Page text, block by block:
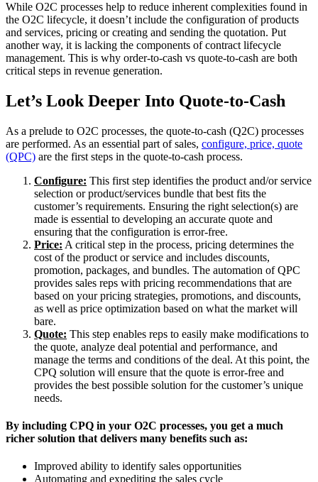
While O2C processes help to reduce inherent complexities found in
the O2C lifecycle, it doesn’t include the configuration of products
and services, pricing or creating and sending the quotation. Put
another way, it is lacking the components of contract lifecycle
management. This is why order-to-cash vs quote-to-cash are both
critical steps in revenue generation.
Let’s Look Deeper Into Quote-to-Cash
As a prelude to O2C processes, the quote-to-cash (Q2C) processes
are performed. As an essential part of sales, configure, price, quote
(QPC) are the first steps in the quote-to-cash process.
Configure: This first step identifies the product and/or service
selection or product/services bundle that best fits the
customer’s requirements. Ensuring the right selection(s) are
made is essential to developing an accurate quote and
ensuring that the configuration is error-free.
Price: A critical step in the process, pricing determines the
cost of the product or service and includes discounts,
promotion, packages, and bundles. The automation of QPC
provides sales reps with pricing recommendations that are
based on your pricing strategies, promotions, and discounts,
as well as price optimization based on what the market will
bare.
Quote: This step enables reps to easily make modifications to
the quote, analyze deal potential and performance, and
manage the terms and conditions of the deal. At this point, the
CPQ solution will ensure that the quote is error-free and
provides the best possible solution for the customer’s unique
needs.
By including CPQ in your O2C processes, you get a much
richer solution that delivers many benefits such as:
Improved ability to identify sales opportunities
Automating and expediting the sales cycle